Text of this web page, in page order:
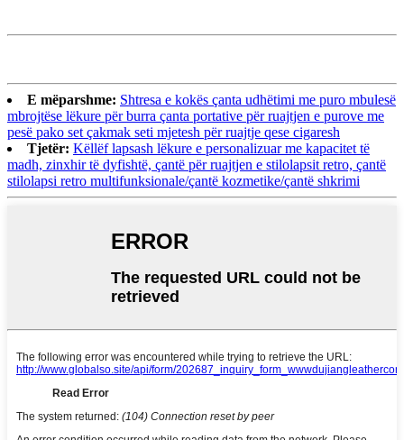
E mëparshme: Shtresa e kokës çanta udhëtimi me puro mbulesë
mbrojtëse lëkure për burra çanta portative për ruajtjen e purove me
pesë pako set çakmak seti mjetesh për ruajtje qese cigaresh
Tjetër: Këllëf lapsash lëkure e personalizuar me kapacitet të
madh, zinxhir të dyfishtë, çantë për ruajtjen e stilolapsit retro, çantë
stilolapsi retro multifunksionale/çantë kozmetike/çantë shkrimi